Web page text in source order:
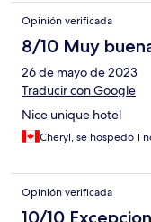
Opinión verificada
8/10 Muy
26 de mayo de 2023
Traducir con Google
Nice unique hotel
Cheryl, se hospedó 1
Opinión verificada